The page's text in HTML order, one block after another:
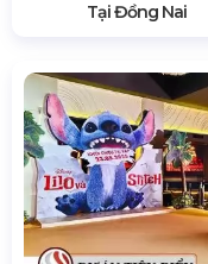
Tại Đồng Nai